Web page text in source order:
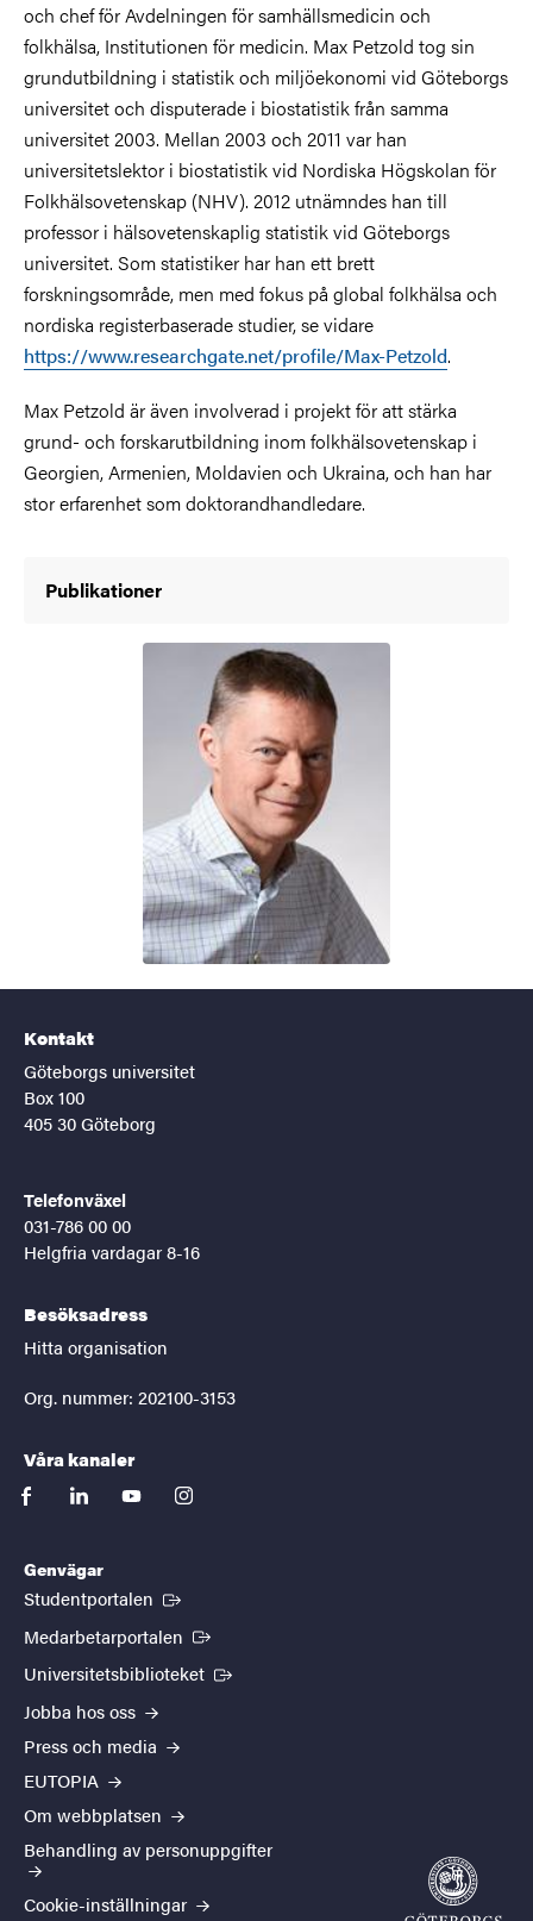
och chef för Avdelningen för samhällsmedicin och
folkhälsa, Institutionen för medicin. Max Petzold tog sin
grundutbildning i statistik och miljöekonomi vid Göteborgs
universitet och disputerade i biostatistik från samma
universitet 2003. Mellan 2003 och 2011 var han
universitetslektor i biostatistik vid Nordiska Högskolan för
Folkhälsovetenskap (NHV). 2012 utnämndes han till
professor i hälsovetenskaplig statistik vid Göteborgs
universitet. Som statistiker har han ett brett
forskningsområde, men med fokus på global folkhälsa och
nordiska registerbaserade studier, se vidare
https://www.researchgate.net/profile/Max-Petzold.
Max Petzold är även involverad i projekt för att stärka
grund- och forskarutbildning inom folkhälsovetenskap i
Georgien, Armenien, Moldavien och Ukraina, och han har
stor erfarenhet som doktorandhandledare.
Publikationer
Kontakt
Göteborgs universitet
Box 100
405 30 Göteborg
Telefonväxel
031-786 00 00
Helgfria vardagar 8-16
Besöksadress
Hitta organisation
Org. nummer: 202100-3153
Våra kanaler
facebooklinkedinyoutubeinstagram
Genvägar
Studentportalen (Extern länk)
Medarbetarportalen (Extern länk)
Universitetsbiblioteket (Extern länk)
Jobba hos oss
Press och media
EUTOPIA
Om webbplatsen
Behandling av personuppgifter
Cookie-inställningar